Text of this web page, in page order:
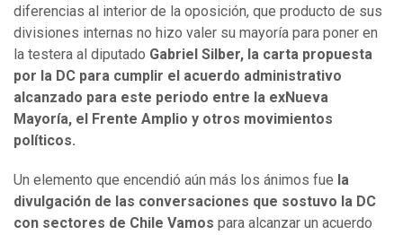
diferencias al interior de la oposición, que producto de sus
divisiones internas no hizo valer su mayoría para poner en
la testera al diputado Gabriel Silber, la carta propuesta
por la DC para cumplir el acuerdo administrativo
alcanzado para este periodo entre la exNueva
Mayoría, el Frente Amplio y otros movimientos
políticos.
Un elemento que encendió aún más los ánimos fue la
divulgación de las conversaciones que sostuvo la DC
con sectores de Chile Vamos para alcanzar un acuerdo